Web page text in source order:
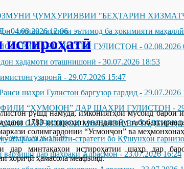
ҶУМҲУРИЯВИИ "БЕҲТАРИН
-04.08.2026 12:06
- омили таҳкими эътимод ба ҳокимияти маҳаллӣ
НАВИ ШАҲРИ ГУЛИСТОН - 02.08.2026
хадамоти оташнишонӣ - 30.07.2026 18:53
- 29.07.2026 15:47
шаҳри Гулистон баргузор гардид - 29.07.2026
“ҲУМОЮН” ДАР ШАҲРИ ГУЛИСТОН -
САНҶИШҲОИ МОЛИЯВӢ ВА
-29.07.2026 15:40амалиётӣ-стратегӣ бо Қӯшунҳои
варзишӣ дар шаҳраки Адрасмон- 23.07.2026 16:24
рушд намуда, имкониятҳои мусоид барои
1783 истироҳаткунандагону
солимгардонии “Усмонҷон” ва
минтақаҳои истироҳатии шаҳр дар
хориҷӣ ҳамасола меафзояд.